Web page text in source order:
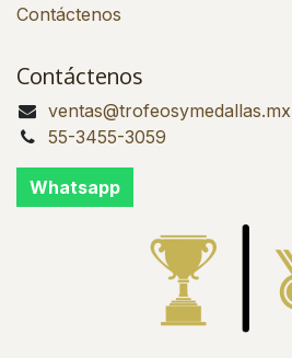
Contáctenos
Contáctenos
ventas@trofeosymedallas.mx
55-3455-3059
Whatsapp